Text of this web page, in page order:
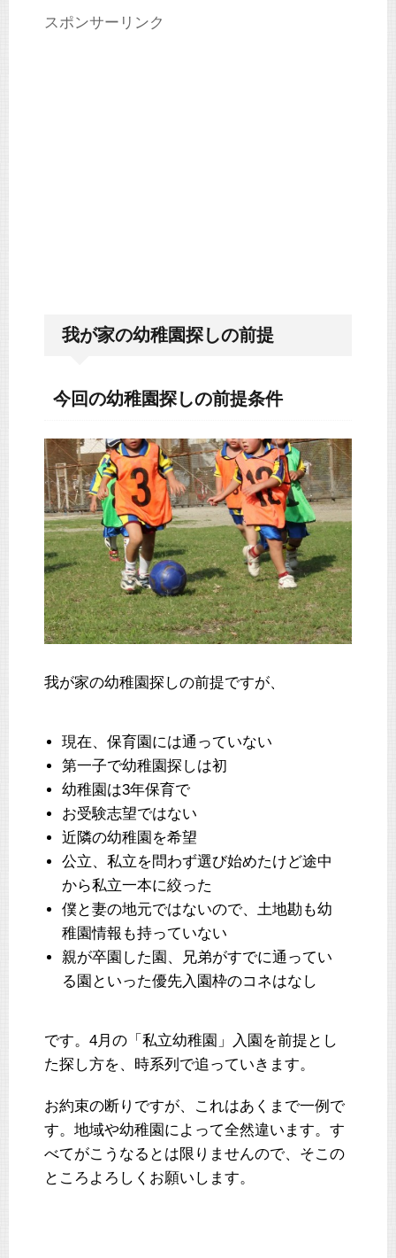
スポンサーリンク
我が家の幼稚園探しの前提
今回の幼稚園探しの前提条件
我が家の幼稚園探しの前提ですが、
現在、保育園には通っていない
第一子で幼稚園探しは初
幼稚園は3年保育で
お受験志望ではない
近隣の幼稚園を希望
公立、私立を問わず選び始めたけど途中
から私立一本に絞った
僕と妻の地元ではないので、土地勘も幼
稚園情報も持っていない
親が卒園した園、兄弟がすでに通ってい
る園といった優先入園枠のコネはなし
です。4月の「私立幼稚園」入園を前提とし
た探し方を、時系列で追っていきます。
お約束の断りですが、これはあくまで一例で
す。地域や幼稚園によって全然違います。す
べてがこうなるとは限りませんので、そこの
ところよろしくお願いします。